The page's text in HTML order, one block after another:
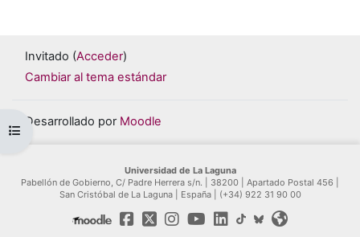
Abrir índice del curso
Invitado (Acceder)
Cambiar al tema estándar
Desarrollado por Moodle
Universidad de La Laguna
Pabellón de Gobierno, C/ Padre Herrera s/n. | 38200 | Apartado Postal 456 |
San Cristóbal de La Laguna | España | (+34) 922 31 90 00